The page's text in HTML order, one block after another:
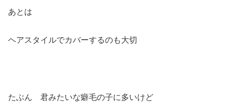
あとは
ヘアスタイルでカバーするのも大切
たぶん 君みたいな癖毛の子に多いけど